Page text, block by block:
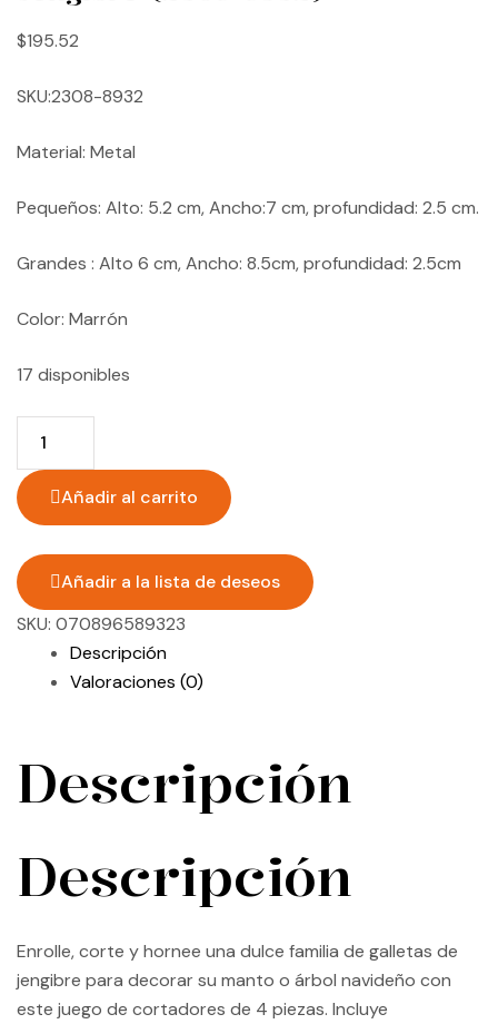
$195.52
SKU:2308-8932
Material: Metal
Pequeños: Alto: 5.2 cm, Ancho:7 cm, profundidad: 2.5 cm.
Grandes : Alto 6 cm, Ancho: 8.5cm, profundidad: 2.5cm
Color: Marrón
17 disponibles
Añadir al carrito
Añadir a la lista de deseos
SKU: 070896589323
Descripción
Valoraciones (0)
Descripción
Descripción
Enrolle, corte y hornee una dulce familia de galletas de
jengibre para decorar su manto o árbol navideño con
este juego de cortadores de 4 piezas. Incluye